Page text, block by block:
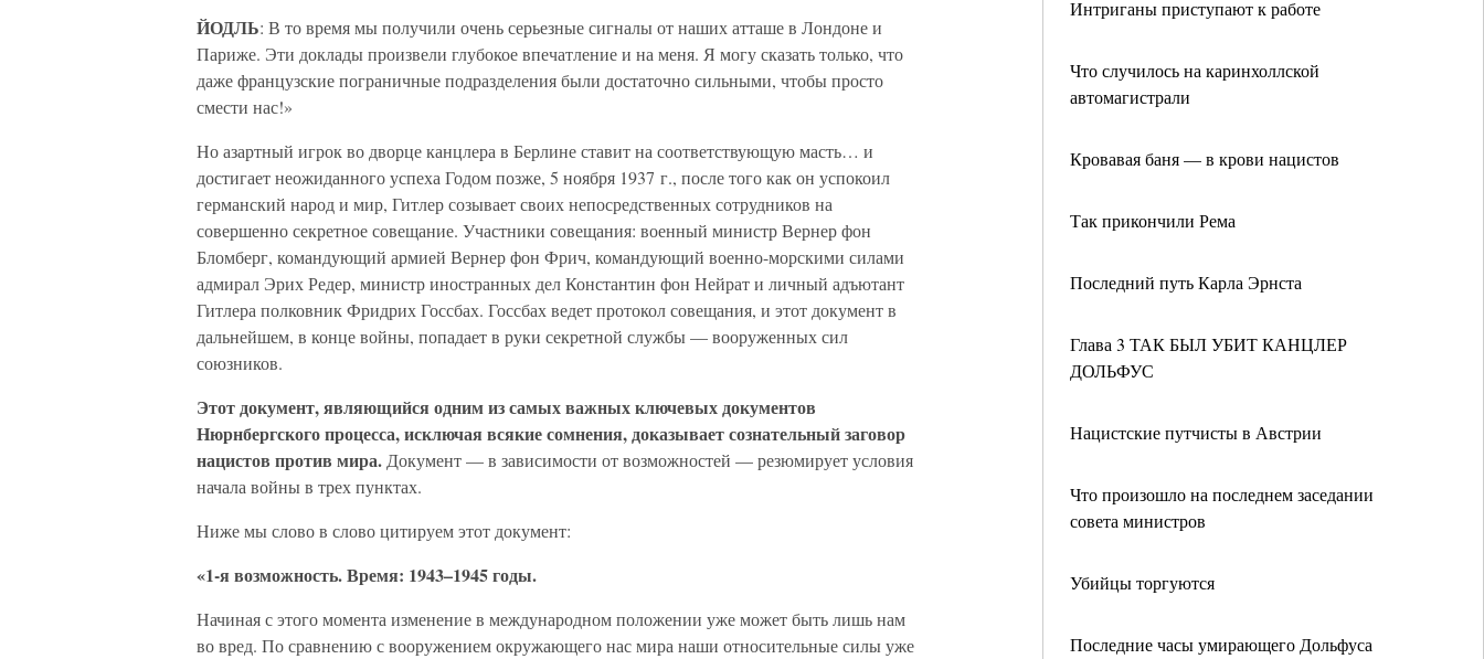
Интриганы приступают к работе
Что случилось на каринхоллской
автомагистрали
Кровавая баня — в крови нацистов
Так прикончили Рема
Последний путь Карла Эрнста
Глава 3 ТАК БЫЛ УБИТ КАНЦЛЕР
ДОЛЬФУС
Нацистские путчисты в Австрии
Что произошло на последнем заседании
совета министров
Убийцы торгуются
Последние часы умирающего Дольфуса
ЙОДЛЬ: В то время мы получили очень серьезные сигналы от наших атташе в Лондоне и
Париже. Эти доклады произвели глубокое впечатление и на меня. Я могу сказать только, что
даже французские пограничные подразделения были достаточно сильными, чтобы просто
смести нас!»
Но азартный игрок во дворце канцлера в Берлине ставит на соответствующую масть… и
достигает неожиданного успеха Годом позже, 5 ноября 1937 г., после того как он успокоил
германский народ и мир, Гитлер созывает своих непосредственных сотрудников на
совершенно секретное совещание. Участники совещания: военный министр Вернер фон
Бломберг, командующий армией Вернер фон Фрич, командующий военно-морскими силами
адмирал Эрих Редер, министр иностранных дел Константин фон Нейрат и личный адъютант
Гитлера полковник Фридрих Госсбах. Госсбах ведет протокол совещания, и этот документ в
дальнейшем, в конце войны, попадает в руки секретной службы — вооруженных сил
союзников.
Этот документ, являющийся одним из самых важных ключевых документов
Нюрнбергского процесса, исключая всякие сомнения, доказывает сознательный заговор
нацистов против мира. Документ — в зависимости от возможностей — резюмирует условия
начала войны в трех пунктах.
Ниже мы слово в слово цитируем этот документ:
«1-я возможность. Время: 1943–1945 годы.
Начиная с этого момента изменение в международном положении уже может быть лишь нам
во вред. По сравнению с вооружением окружающего нас мира наши относительные силы уже